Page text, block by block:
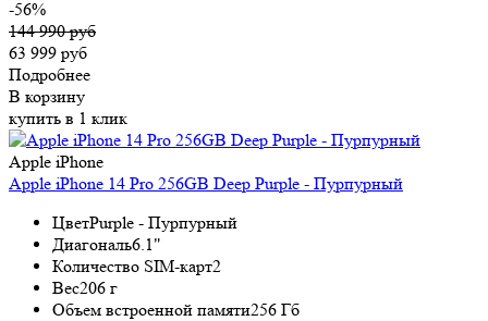
-56%
144 990 руб
63 999 руб
Подробнее
В корзину
купить в 1 клик
Apple iPhone
Apple iPhone 14 Pro 256GB Deep Purple - Пурпурный
ЦветPurple - Пурпурный
Диагональ6.1"
Количество SIM-карт2
Вес206 г
Объем встроенной памяти256 Гб